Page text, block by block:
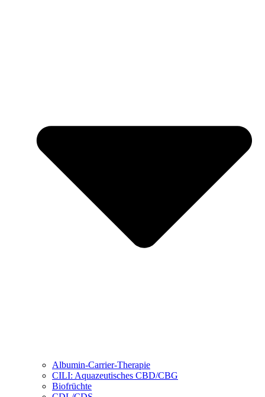
Albumin-Carrier-Therapie
CILI: Aquazeutisches CBD/CBG
Biofrüchte